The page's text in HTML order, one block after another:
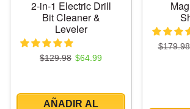
2-in-1 Electric Drill
Bit Cleaner &
Leveler
Precio regular
$129.98 Precio de oferta
$64.99
AÑADIR AL
Precio
$179.98